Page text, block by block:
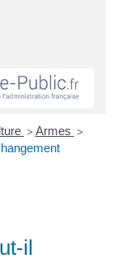
> Armes >
il